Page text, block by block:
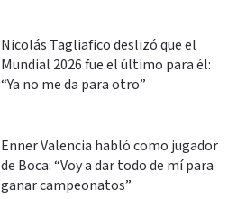
Nicolás Tagliafico deslizó que el
Mundial 2026 fue el último para él:
“Ya no me da para otro”
Enner Valencia habló como jugador
de Boca: “Voy a dar todo de mí para
ganar campeonatos”